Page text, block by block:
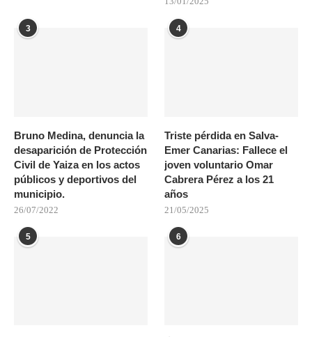
3
Bruno Medina, denuncia la
desaparición de Protección
Civil de Yaiza en los actos
públicos y deportivos del
municipio.
26/07/2022
4
Triste pérdida en Salva-
Emer Canarias: Fallece el
joven voluntario Omar
Cabrera Pérez a los 21
años
21/05/2025
5 6